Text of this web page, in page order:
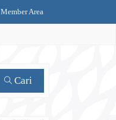
Member Area
Cari